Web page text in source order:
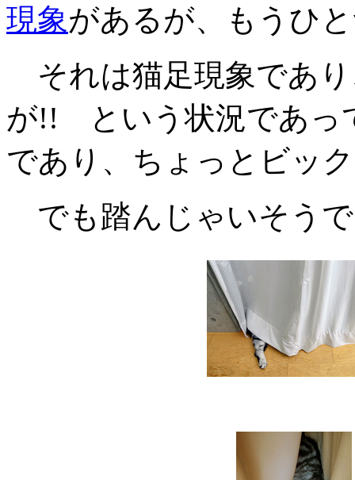
現象があるが、もうひ
それは猫足現象であ
が!! という状況であっ
であり、ちょっとビッ
でも踏んじゃいそう